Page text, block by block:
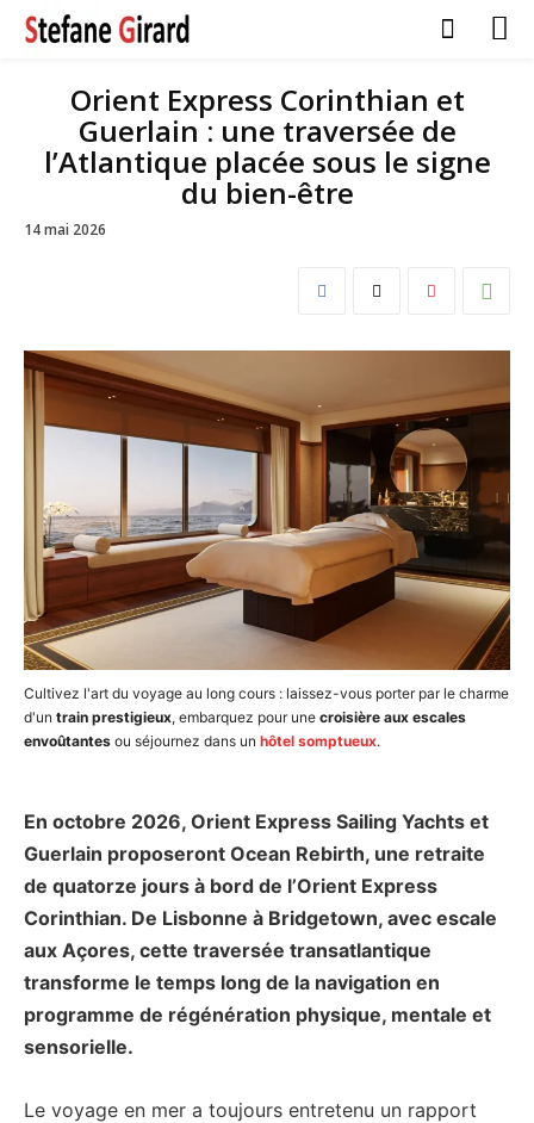
Orient Express Corinthian et
Guerlain : une traversée de
l’Atlantique placée sous le signe
du bien-être
14 mai 2026
Cultivez l'art du voyage au long cours : laissez-vous porter par le charme
d'un train prestigieux, embarquez pour une croisière aux escales
envoûtantes ou séjournez dans un hôtel somptueux.
En octobre 2026, Orient Express Sailing Yachts et
Guerlain proposeront Ocean Rebirth, une retraite
de quatorze jours à bord de l’Orient Express
Corinthian. De Lisbonne à Bridgetown, avec escale
aux Açores, cette traversée transatlantique
transforme le temps long de la navigation en
programme de régénération physique, mentale et
sensorielle.
Le voyage en mer a toujours entretenu un rapport